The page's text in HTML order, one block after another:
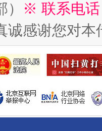
※ 联系电
诚感谢您对